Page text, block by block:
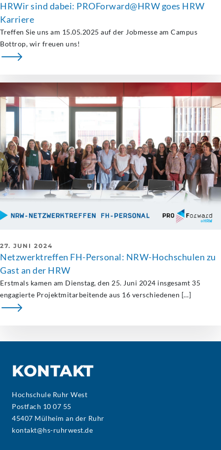
HRWir sind dabei: PROForward@HRW goes HRW
Karriere
Treffen Sie uns am 15.05.2025 auf der Jobmesse am Campus
Bottrop, wir freuen uns!
27. JUNI 2024
Netzwerktreffen FH-Personal: NRW-Hochschulen zu
Gast an der HRW
Erstmals kamen am Dienstag, den 25. Juni 2024 insgesamt 35
engagierte Projektmitarbeitende aus 16 verschiedenen […]
KONTAKT
Hochschule Ruhr West
Postfach 10 07 55
45407 Mülheim an der Ruhr
kontakt@hs-ruhrwest.de